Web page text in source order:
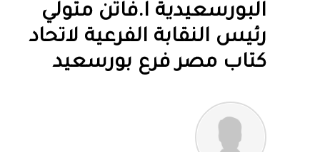
البورسعيدية ا.فاتن متولي
رئيس النقابة الفرعية لاتحاد
كتاب مصر فرع بورسعيد